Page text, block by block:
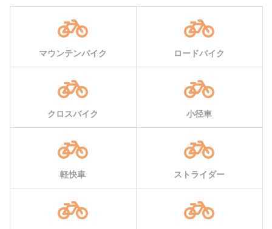
マウンテンバイク ロードバイク
クロスバイク 小径車
軽快車 ストライダー